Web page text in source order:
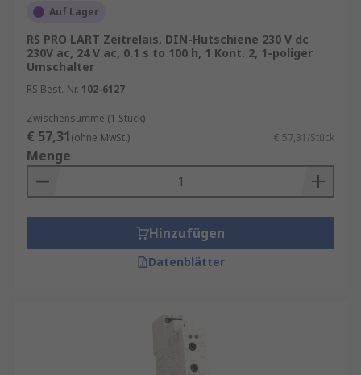
Auf Lager
RS PRO LART Zeitrelais, DIN-Hutschiene 230 V dc
230V ac, 24 V ac, 0.1 s to 100 h, 1 Kont. 2, 1-poliger
Umschalter
RS Best.-Nr. 102-6127
Zwischensumme (1 Stück)
€ 57,31(ohne MwSt.) € 57,31/Stück
Menge
Hinzufügen
Datenblätter